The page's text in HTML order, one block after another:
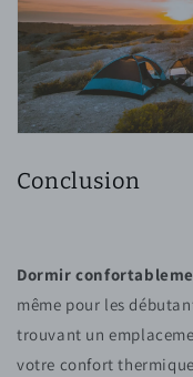
Conclusion
Dormir
même pour les
trouvant un
votre confort